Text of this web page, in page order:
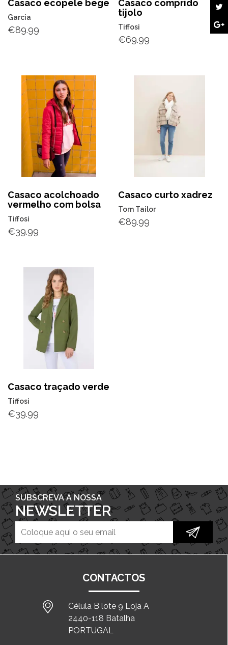
Casaco ecopele bege
Garcia
€89.99
Casaco comprido
tijolo
Tiffosi
€69.99
Casaco acolchoado
vermelho com bolsa
Tiffosi
€39.99
Casaco curto xadrez
Tom Tailor
€89.99
Casaco traçado verde
Tiffosi
€39.99
SUBSCREVA A NOSSA
NEWSLETTER
CONTACTOS
Célula B lote 9 Loja A
2440-118 Batalha
PORTUGAL